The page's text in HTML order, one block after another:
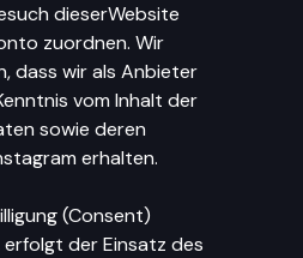
dieserWebsite
zuordnen. Wir
dass wir als Anbieter
vom Inhalt der
sowie deren
erhalten.
(Consent)
der Einsatz des